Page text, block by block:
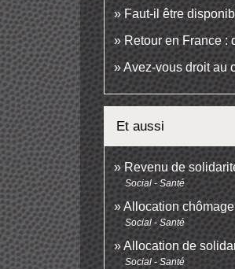
Faut-il être
Retour en France :
Avez-vous droit au
Et aussi
Revenu de
Social - Santé
Allocation
Social - Santé
Allocation de
Social - Santé